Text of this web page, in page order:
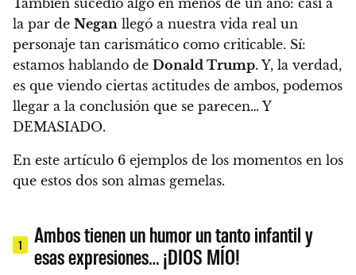
la par de Negan llegó a nuestra vida real un
personaje tan carismático como criticable. Sí:
estamos hablando de Donald Trump. Y, la verdad,
es que viendo ciertas actitudes de ambos, podemos
llegar a la conclusión que se parecen… Y
DEMASIADO.
En este artículo 6 ejemplos de los momentos en los
que estos dos son almas gemelas.
1
Ambos tienen un humor un tanto infantil y
esas expresiones… ¡DIOS MÍO!